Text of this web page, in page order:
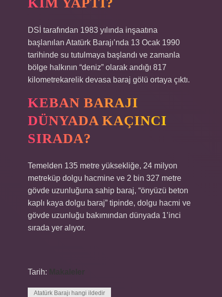
DSİ tarafından 1983 yılında inşaatına
başlanılan Atatürk Barajı’nda 13 Ocak 1990
tarihinde su tutulmaya başlandı ve zamanla
bölge halkının “deniz” olarak andığı 817
kilometrekarelik devasa baraj gölü ortaya çıktı.
KEBAN BARAJI
DÜNYADA KAÇINCI
SIRADA?
Temelden 135 metre yüksekliğe, 24 milyon
metreküp dolgu hacmine ve 2 bin 327 metre
gövde uzunluğuna sahip baraj, “önyüzü beton
kaplı kaya dolgu baraj” tipinde, dolgu hacmi ve
gövde uzunluğu bakımından dünyada 1’inci
sırada yer alıyor.
Tarih:
Atatürk Barajı hangi ildedir